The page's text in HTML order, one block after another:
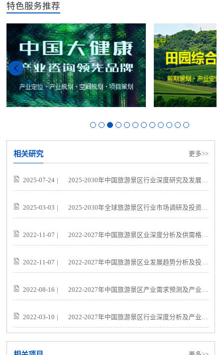
特色服务推荐
相关研究 更多>>
2025-07-24 2025-2030年中国旅游景区行业深度研究及发展前景投资预测分析报告
2025-03-03 2025-2030年全球旅游景区行业市场调研及投资前景预测报告
2022-11-07 2022-2027年中国旅游景区业深度分析及供需格局预测报告
2022-11-07 2022-2027年中国旅游景区业发展趋势分析及投资格局预测报告
2022-08-16 2022-2027年中国旅游景区产业需求预测及产业发展趋势前瞻报告
2022-03-10 2022-2027年中国旅游景区行业深度分析及产业发展风险研究预测报告